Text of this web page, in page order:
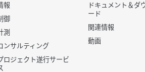
報
御
測
ンサルティング
ロジェクト遂行サービ
ドキュメント＆ダ
ード
関連情報
動画